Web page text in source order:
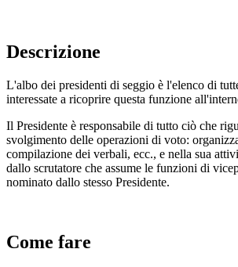
Descrizione
L'albo dei presidenti di seggio è l'elenco di
interessate a ricoprire questa funzione
Il Presidente è responsabile di tutto ciò che
svolgimento delle operazioni di voto:
compilazione dei verbali, ecc., e nella sua
dallo scrutatore che assume le funzioni di
nominato dallo stesso Presidente.
Come fare